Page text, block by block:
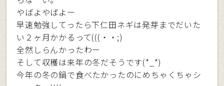
やばよやばよー
早速勉強してったら下仁田ネギは発芽までだいた
い２ヶ月かかるって(((・・;)
全然しらんかったわー
そして収穫は来年の冬だそうです(*_*)
今年の冬の鍋で食べたかったのにめちゃくちゃシ